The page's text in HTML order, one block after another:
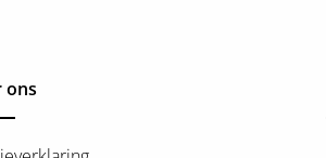
ons